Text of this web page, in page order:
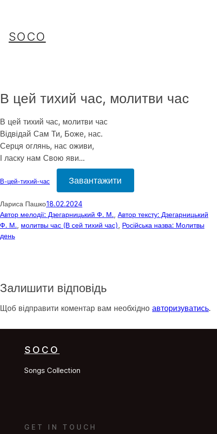
SOCO
В цей тихий час, молитви час
В цей тихий час, молитви час
Відвідай Сам Ти, Боже, нас.
Серця оглянь, нас оживи,
І ласку нам Свою яви…
В-цей-тихий-час Завантажити
Лариса Пашко18.02.2024
Автор мелодії: Дзегарницький Ф. М. Автор тексту: Дзегарницький
Ф. М. молитвы час (В сей тихий час)
Російська назва: Молитвы
день
Залишити відповідь
Щоб відправити коментар вам необхідно авторизуватись.
SOCO
Songs Collection
GET IN TOUCH